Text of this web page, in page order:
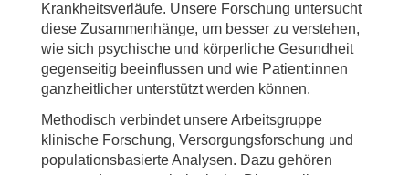
Krankheitsverläufe. Unsere Forschung untersucht
diese Zusammenhänge, um besser zu verstehen,
wie sich psychische und körperliche Gesundheit
gegenseitig beeinflussen und wie Patient:innen
ganzheitlicher unterstützt werden können.
Methodisch verbindet unsere Arbeitsgruppe
klinische Forschung, Versorgungsforschung und
populationsbasierte Analysen. Dazu gehören